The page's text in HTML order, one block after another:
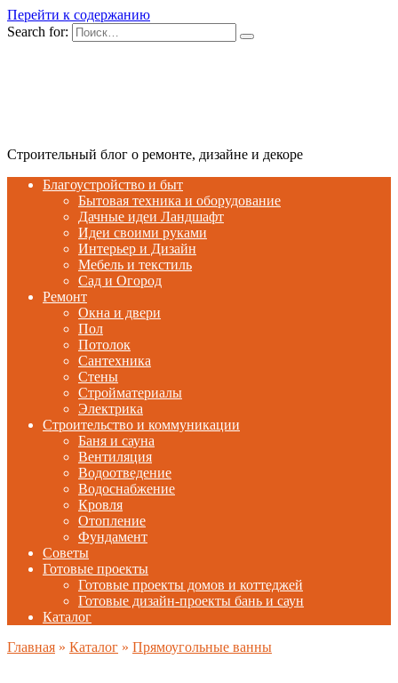
Перейти к содержанию
Search for:
Строительный блог о ремонте, дизайне и декоре
Благоустройство и быт
Бытовая техника и оборудование
Дачные идеи Ландшафт
Идеи своими руками
Интерьер и Дизайн
Мебель и текстиль
Сад и Огород
Ремонт
Окна и двери
Пол
Потолок
Сантехника
Стены
Стройматериалы
Электрика
Строительство и коммуникации
Баня и сауна
Вентиляция
Водоотведение
Водоснабжение
Кровля
Отопление
Фундамент
Советы
Готовые проекты
Готовые проекты домов и коттеджей
Готовые дизайн-проекты бань и саун
Каталог
Главная » Каталог » Прямоугольные ванны